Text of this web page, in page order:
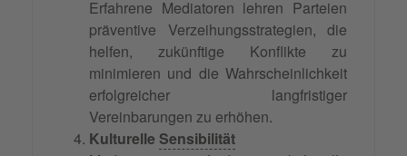
Erfahrene Mediatoren lehren Parteien
präventive Verzeihungsstrategien, die
helfen, zukünftige Konflikte zu
minimieren und die Wahrscheinlichkeit
erfolgreicher langfristiger
Vereinbarungen zu erhöhen.
Kulturelle Sensibilität